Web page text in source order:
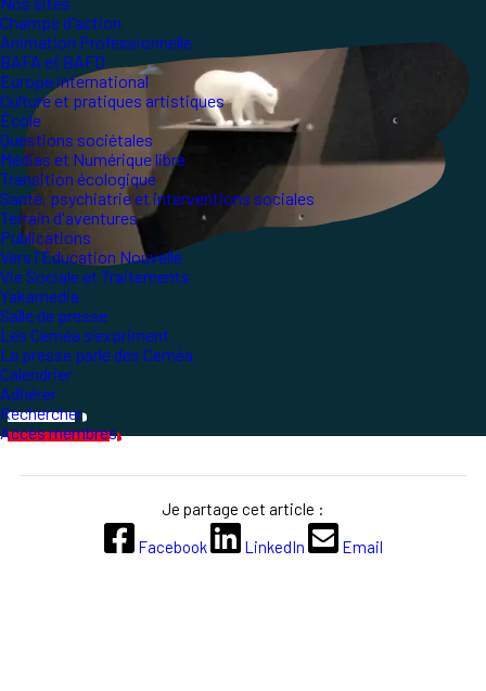
Champs d'action
Animation Professionnelle
BAFA et BAFD
Europe international
Culture et pratiques artistiques
École
Questions sociétales
Médias et Numérique libre
Transition écologique
Santé, psychiatrie et interventions sociales
Terrain d'aventures
Publications
Vers l'Éducation Nouvelle
Vie Sociale et Traitements
Yakamedia
Salle de presse
Les Ceméa s'expriment
La presse parle des Ceméa
Calendrier
Adhérer
Rechercher
Accès membres
Je partage cet article :
Facebook
LinkedIn Email